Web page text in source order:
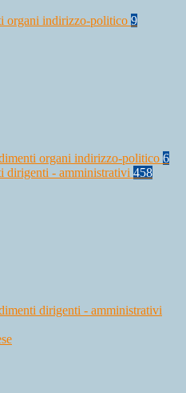
organi indirizzo-politico 9
organi indirizzo-politico 6
dirigenti - amministrativi 458
dirigenti - amministrativi